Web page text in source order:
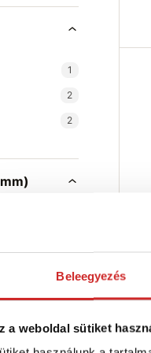
Beleegyezés
a weboldal sütiket
1
2
2
1
mm 1
mm 1
1
mm